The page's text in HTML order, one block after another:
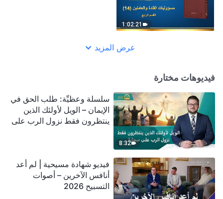
1:02:21
عرض المزيد
فيديوهات مختارة
8:32
سلسلة وعظيِّة: طلب الحق في
الإيمان – الويل لأولئك الذين
ينتظرون فقط نزول الرب على
فيديو شهادة مسيحية | لم أعد
أنافس الآخرين – أصوات
التسبيح 2026